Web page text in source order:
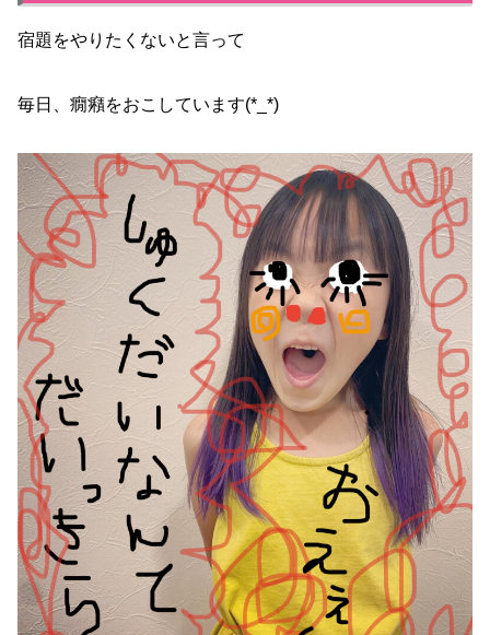
宿題をやりたくないと言って
毎日、癇癪をおこしています(*_*)